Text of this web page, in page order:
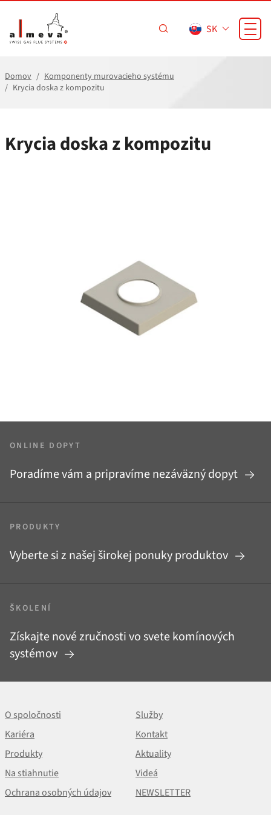
SK
Domov
Komponenty murovacieho systému
Krycia doska z kompozitu
Krycia doska z kompozitu
ONLINE DOPYT
Poradíme vám a pripravíme nezáväzný dopyt
PRODUKTY
Vyberte si z našej širokej ponuky produktov
ŠKOLENÍ
Získajte nové zručnosti vo svete komínových
systémov
O spoločnosti
Služby
Kariéra
Kontakt
Produkty
Aktuality
Na stiahnutie
Videá
Ochrana osobných údajov
NEWSLETTER